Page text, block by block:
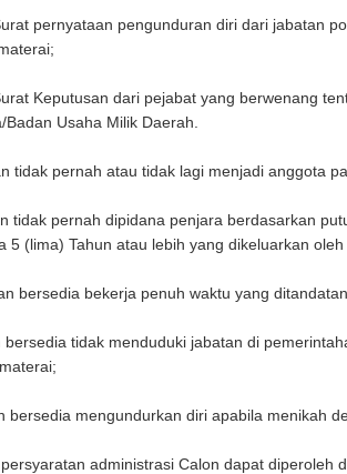
pernyataan pengunduran diri dari jabatan
Keputusan dari pejabat yang berwenang
Badan Usaha Milik Daerah.
pernah atau tidak lagi menjadi anggota
pernah dipidana penjara berdasarkan
5 (lima) Tahun atau lebih yang dikeluarkan
bekerja penuh waktu yang
tidak menduduki jabatan di
mengundurkan diri apabila menikah
administrasi Calon dapat diperoleh